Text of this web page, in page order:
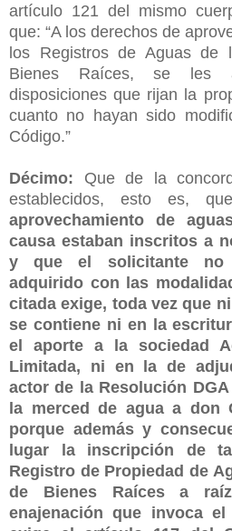
artículo 121 del mismo
que: “A los derechos de
los Registros de Aguas de
Bienes Raíces, se les
disposiciones que rijan la
cuanto no hayan sido
Código.”
Décimo: Que de la
establecidos, esto es,
aprovechamiento de
causa estaban inscritos a
y que el solicitante no
adquirido con las
citada exige, toda vez que
se contiene ni en la
el aporte a la sociedad
Limitada, ni en la de
actor de la Resolución
la merced de agua a don
porque además y
lugar la inscripción de
Registro de Propiedad de
de Bienes Raíces a
enajenación que invoca